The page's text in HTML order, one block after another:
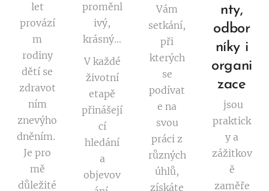
let
provází
m
rodiny
dětí se
zdravot
ním
znevýho
dněním.
Je pro
mě
důležité
proměnl
ivý,
krásný...
V každé
životní
etapě
přinášejí
cí
hledání
a
objevov
Vám
setkání,
při
kterých
se
podívat
e na
svou
práci z
různých
úhlů,
získáte
nty,
odbor
níky i
organi
zace
jsou
praktick
y a
zážitkov
ě
zaměře